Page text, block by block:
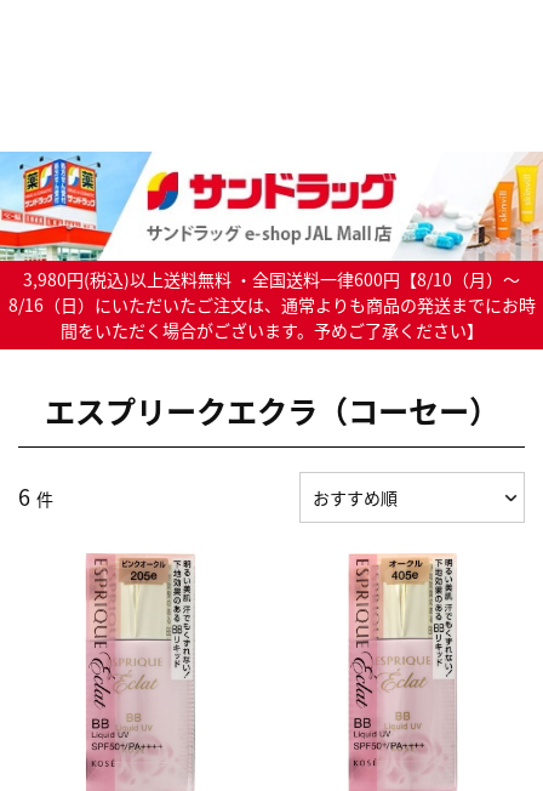
3,980円(税込)以上送料無料 ・全国送料一律600円【8/10（月）～
8/16（日）にいただいたご注文は、通常よりも商品の発送までにお時
間をいただく場合がございます。予めご了承ください】
エスプリークエクラ（コーセー）
6 件